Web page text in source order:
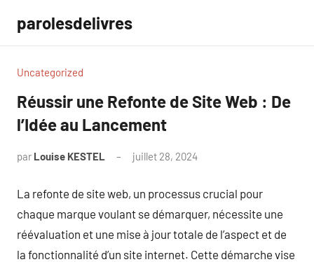
contenu
parolesdelivres
Uncategorized
Réussir une Refonte de Site Web : De
l’Idée au Lancement
par Louise KESTEL juillet 28, 2024
La refonte de site web, un processus crucial pour
chaque marque voulant se démarquer, nécessite une
réévaluation et une mise à jour totale de l’aspect et de
la fonctionnalité d’un site internet. Cette démarche vise